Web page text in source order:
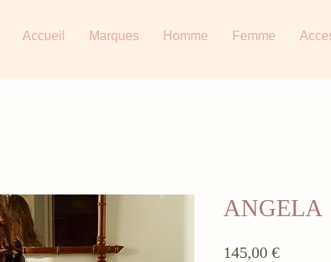
Accueil Marques Homme Femme
ANGELA
145,00 €Prix